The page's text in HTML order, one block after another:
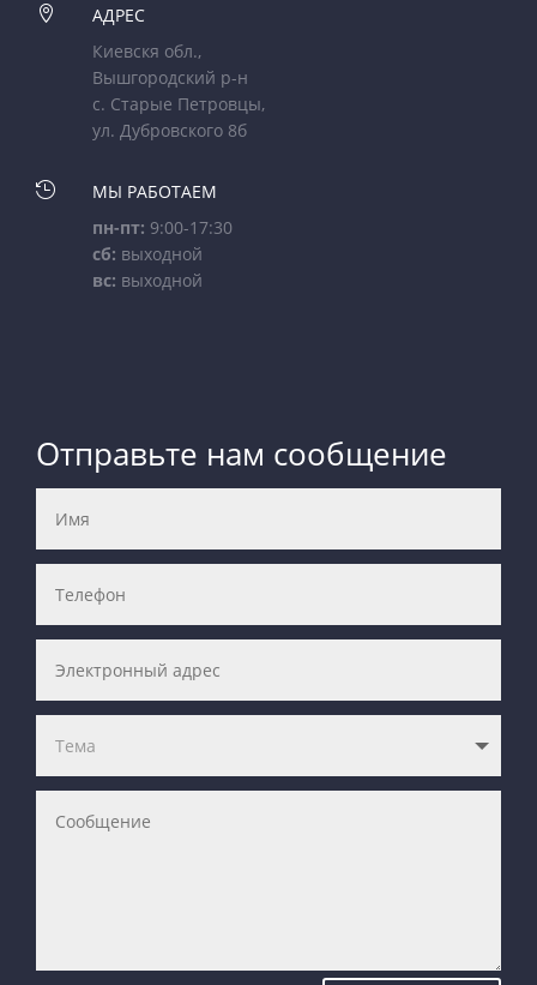

АДРЕС
Киевскя обл.,
Вышгородский р-н
с. Старые Петровцы,
ул. Дубровского 8б

МЫ РАБОТАЕМ
пн-пт: 9:00-17:30
сб: выходной
вс: выходной
Отправьте нам сообщение